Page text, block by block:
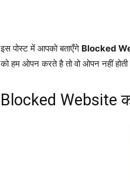
इस पोस्ट में आपको बताएँगे Blocked
को हम ओपन करते है तो वो ओपन नहीं
Blocked Website